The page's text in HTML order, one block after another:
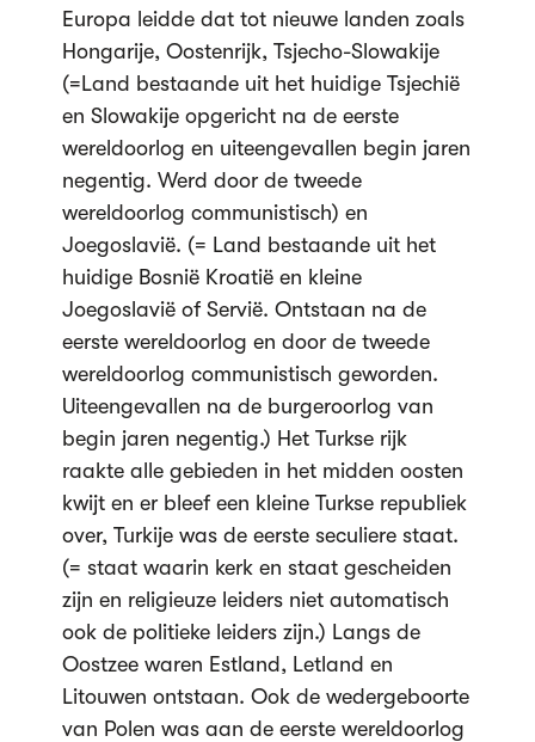
Europa leidde dat tot nieuwe landen zoals
Hongarije, Oostenrijk, Tsjecho-Slowakije
(=Land bestaande uit het huidige Tsjechië
en Slowakije opgericht na de eerste
wereldoorlog en uiteengevallen begin jaren
negentig. Werd door de tweede
wereldoorlog communistisch) en
Joegoslavië. (= Land bestaande uit het
huidige Bosnië Kroatië en kleine
Joegoslavië of Servië. Ontstaan na de
eerste wereldoorlog en door de tweede
wereldoorlog communistisch geworden.
Uiteengevallen na de burgeroorlog van
begin jaren negentig.) Het Turkse rijk
raakte alle gebieden in het midden oosten
kwijt en er bleef een kleine Turkse republiek
over, Turkije was de eerste seculiere staat.
(= staat waarin kerk en staat gescheiden
zijn en religieuze leiders niet automatisch
ook de politieke leiders zijn.) Langs de
Oostzee waren Estland, Letland en
Litouwen ontstaan. Ook de wedergeboorte
van Polen was aan de eerste wereldoorlog